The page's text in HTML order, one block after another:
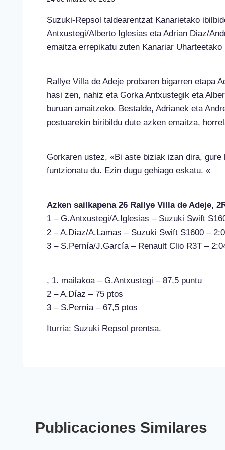
Suzuki-Repsol taldearentzat Kanarietako
Antxustegi/Alberto Iglesias eta Adrian Diaz/
emaitza errepikatu zuten Kanariar Uharteetako
Rallye Villa de Adeje probaren bigarren etapa
hasi zen, nahiz eta Gorka Antxustegik eta
buruan amaitzeko. Bestalde, Adrianek eta
postuarekin biribildu dute azken emaitza,
Gorkaren ustez, «Bi aste biziak izan dira,
funtzionatu du. Ezin dugu gehiago eskatu. «
Azken sailkapena 26 Rallye Villa de Adeje,
1 – G.Antxustegi/A.Iglesias – Suzuki Swift
2 – A.Díaz/A.Lamas – Suzuki Swift S1600 –
3 – S.Pernía/J.García – Renault Clio R3T –
, 1. mailakoa – G.Antxustegi – 87,5 puntu
2 – A.Díaz – 75 ptos
3 – S.Pernía – 67,5 ptos
Iturria: Suzuki Repsol prentsa.
Publicaciones Similares